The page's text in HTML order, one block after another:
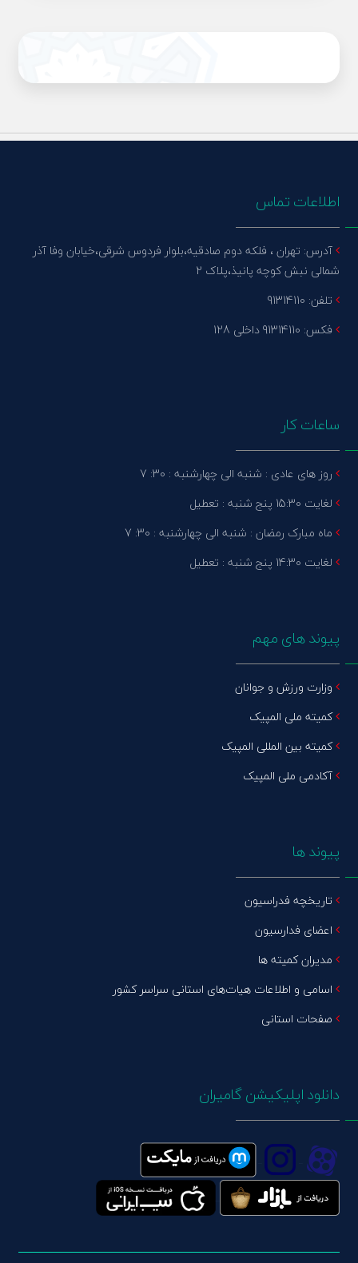
اطلاعات تماس
آدرس: تهران ، فلکه دوم صادقیه،بلوار فردوس شرقی،خیابان وفا آذر
شمالی نبش کوچه پانیذ،پلاک 2
تلفن: 91314110
فکس: 91314110 داخلی 128
ساعات کار
روز های عادی : شنبه الی چهارشنبه : 30: 7
لغایت 15:30 پنج شنبه : تعطیل
ماه مبارک رمضان : شنبه الی چهارشنبه : 30: 7
لغایت 14:30 پنج شنبه : تعطیل
پیوند های مهم
وزارت ورزش و جوانان
کمیته ملی المپیک
کمیته بین المللی المپیک
آکادمی ملی المپیک
پیوند ها
تاریخچه فدراسیون
اعضای فدارسیون
مدیران کمیته ها
اسامی و اطلاعات هیات‌های استانی سراسر کشور
صفحات استانی
دانلود اپلیکیشن گامیران